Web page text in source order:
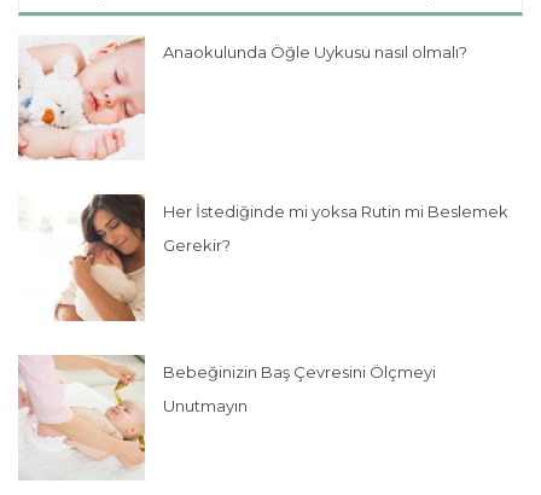
Anaokulunda Öğle Uykusu nasıl olmalı?
Her İstediğinde mi yoksa Rutin mi Beslemek
Gerekir?
Bebeğinizin Baş Çevresini Ölçmeyi
Unutmayın